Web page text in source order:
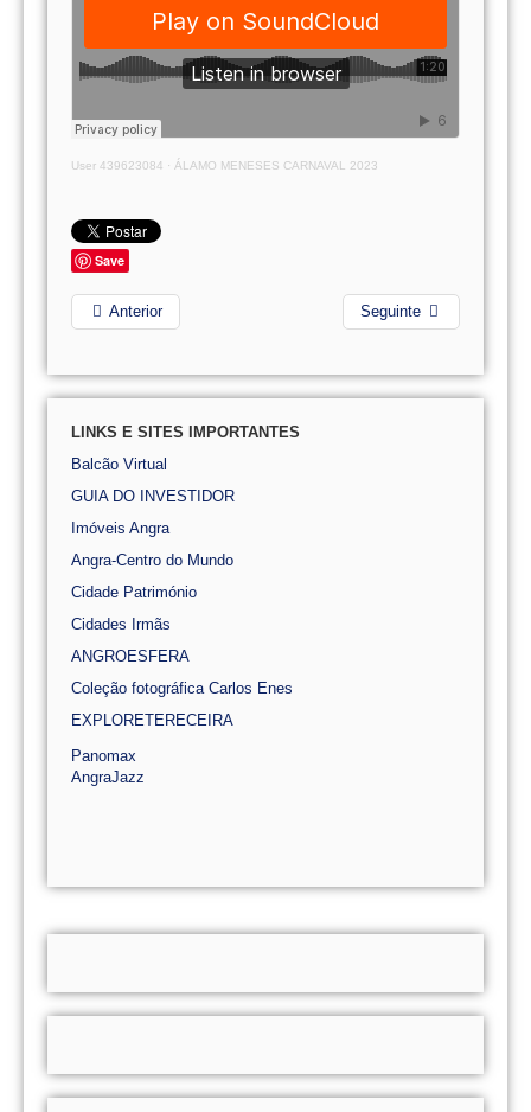
User 439623084 · ÁLAMO MENESES CARNAVAL 2023
Save
Anterior Seguinte
LINKS E SITES IMPORTANTES
Balcão Virtual
GUIA DO INVESTIDOR
Imóveis Angra
Angra-Centro do Mundo
Cidade Património
Cidades Irmãs
ANGROESFERA
Coleção fotográfica Carlos Enes
EXPLORETERECEIRA
Panomax
AngraJazz